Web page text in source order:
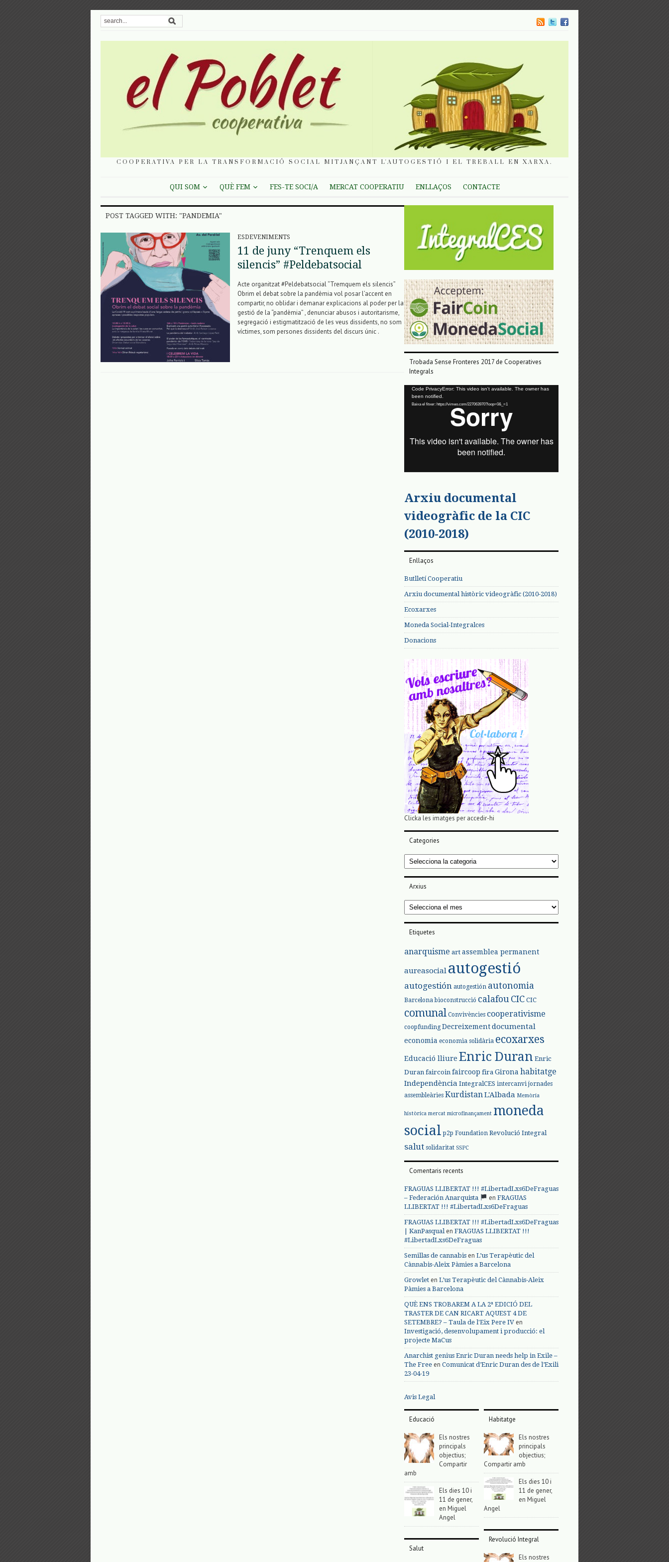
COOPERATIVA PER LA TRANSFORMACIÓ SOCIAL MITJANÇANT L'AUTOGESTIÓ I EL TREBALL EN XARXA.
QUI SOM QUÈ FEM FES-TE SOCI/A MERCAT COOPERATIU ENLLAÇOS CONTACTE
POST TAGGED WITH: "PANDEMIA"
ESDEVENIMENTS
11 de juny “Trenquem els
silencis” #Peldebatsocial
Acte organitzat #Peldebatsocial “Tremquem els silencis”
Obrim el debat sobre la pandèmia vol posar l’accent en
compartir, no oblidar i demanar explicacions al poder per la
gestió de la “pandèmia” , denunciar abusos i autoritarisme,
segregació i estigmatització de les veus dissidents, no som
víctimes, som persones dissidents del discurs únic .
Trobada Sense Fronteres 2017 de Cooperatives
Integrals
Reproductor
vídeo
Code PrivacyError: This video isn't available. The owner has
been notified.
Baixa el fitxer: https://vimeo.com/227063970?loop=0&_=1
Arxiu documental
videogràfic de la CIC
(2010-2018)
Enllaços
Butlletí Cooperatiu
Arxiu documental històric videogràfic (2010-2018)
Ecoxarxes
Moneda Social-Integralces
Donacions
Clicka les imatges per accedir-hi
Categories
Categories
Arxius
Arxius
Etiquetes
anarquisme art assemblea permanent
aureasocial autogestió
autogestión autogestión autonomia
Barcelona bioconstrucció calafou CIC CIC
comunal Convivències cooperativisme
coopfunding Decreixementdocumental
economia economia solidària ecoxarxes
Educació lliure Enric Duran Enric
Duran faircoin faircoop fira Girona habitatge
Independència IntegralCES intercanvi jornades
assembleàries Kurdistan L'Albada Memòria
històrica mercat microfinançament moneda
social p2p Foundation Revolució Integral
salut solidaritat SSPC
Comentaris recents
FRAGUAS LLIBERTAT !!! #LibertadLxs6DeFraguas
– Federación Anarquista
en FRAGUAS
LLIBERTAT !!! #LibertadLxs6DeFraguas
FRAGUAS LLIBERTAT !!! #LibertadLxs6DeFraguas
| KanPasqualen FRAGUAS LLIBERTAT !!!
#LibertadLxs6DeFraguas
Semillas de cannabis en L’us Terapèutic del
Cànnabis-Aleix Pàmies a Barcelona
Growlet en L’us Terapèutic del Cànnabis-Aleix
Pàmies a Barcelona
QUÈ ENS TROBAREM A LA 2ª EDICIÓ DEL
TRASTER DE CAN RICART AQUEST 4 DE
SETEMBRE? – Taula de l'Eix Pere IV en
Investigació, desenvolupament i producció: el
projecte MaCus
Anarchist genius Enric Duran needs help in Exile –
The Free en Comunicat d’Enric Duran des de l’Exili
23-04-19
Avis Legal
Educació
Els nostres
principals
objectius;
Compartir
amb
Els dies 10 i
11 de gener,
en Miguel
Angel
Salut
Habitatge
Els nostres
principals
objectius;
Compartir amb
Els dies 10 i
11 de gener,
en Miguel
Angel
Revolució Integral
Els nostres